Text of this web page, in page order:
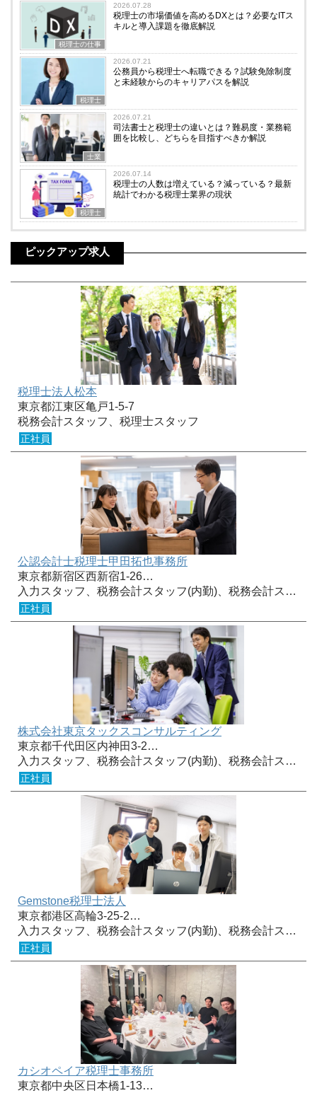
税理士の仕事
2026.07.28
税理士の市場価値を高めるDXとは？必要なITス
キルと導入課題を徹底解説
税理士
2026.07.21
公務員から税理士へ転職できる？試験免除制度
と未経験からのキャリアパスを解説
士業
2026.07.21
司法書士と税理士の違いとは？難易度・業務範
囲を比較し、どちらを目指すべきか解説
税理士
2026.07.14
税理士の人数は増えている？減っている？最新
統計でわかる税理士業界の現状
ピックアップ求人
税理士法人松本
東京都江東区亀戸1-5-7
税務会計スタッフ、税理士スタッフ
正社員
公認会計士税理士甲田拓也事務所
東京都新宿区西新宿1-26…
入力スタッフ、税務会計スタッフ(内勤)、税務会計ス…
正社員
株式会社東京タックスコンサルティング
東京都千代田区内神田3-2…
入力スタッフ、税務会計スタッフ(内勤)、税務会計ス…
正社員
Gemstone税理士法人
東京都港区高輪3-25-2…
入力スタッフ、税務会計スタッフ(内勤)、税務会計ス…
正社員
カシオペイア税理士事務所
東京都中央区日本橋1-13…